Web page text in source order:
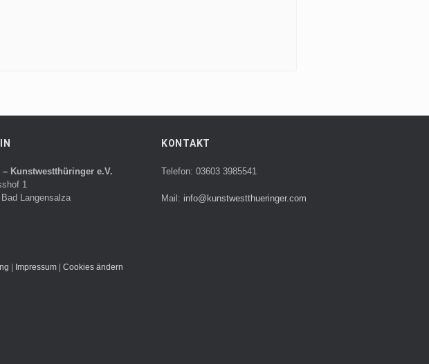
– Kunstwestthüringer e.V.
1
Langensalza
KONTAKT
Telefon: 03603 3985541
Mail: info@kunstwestthueringer.com
Impressum Cookies ändern